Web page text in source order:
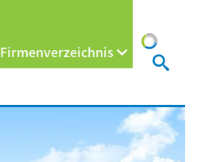
Firmenverzeichnis